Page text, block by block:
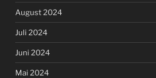
August 2024
Juli 2024
Juni 2024
Mai 2024